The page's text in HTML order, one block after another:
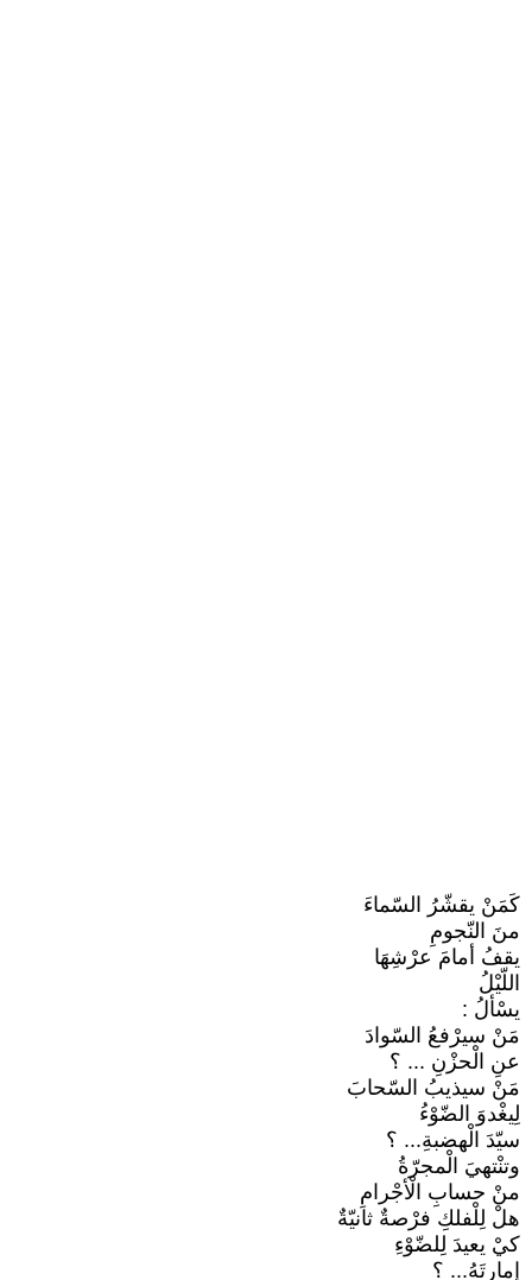
كَمَنْ يقشّرُ السّماءَ
منَ النّجومِ
يقفُ أمامَ عرْشِهَا
اللّيْلُ
يسْألُ :
مَنْ سيرْفعُ السّوادَ
عنِ الْحزْنِ ... ؟
مَنْ سيذيبُ السّحابَ
لِيغْدوَ الضّوْءُ
سيّدَ الْهضبةِ... ؟
وتنْتهيَ الْمجرّةُ
منْ حسابِ الْأجْرامِ
هلْ لِلْفلكِ فرْصةٌ ثانيّةٌ
كيْ يعيدَ لِلضّوْءِ
إمارتَهُ... ؟